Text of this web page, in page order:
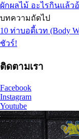
ผักผลไม้ อะไรกินแล้ว
บทความถัดไป
10 ท่าบอดี้เวท (Body
ชัวร์!
ติดตามเรา
Facebook
Instagram
Youtube